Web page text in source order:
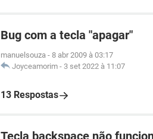
Bug com a tecla "apagar"
manuelsouza - 8 abr 2009 à 03:17
Joyceamorim - 3 set 2022 à 11:07
13 Respostas
Tecla backspace não